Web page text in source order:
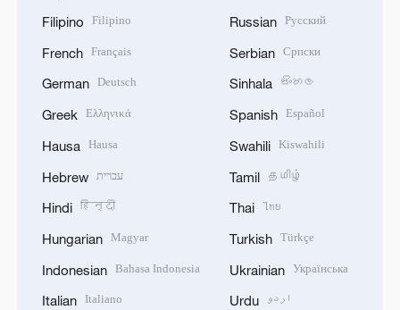
Filipino Filipino
French Français
German Deutsch
Greek Ελληνικά
Hausa Hausa
Hebrew עברית
Hindi हिन्दी
Hungarian Magyar
Indonesian Bahasa Indonesia
Italian Italiano
Russian Русский
Serbian Српски
Sinhala සිංහල
Spanish Español
Swahili Kiswahili
Tamil தமிழ்
Thai ไทย
Turkish Türkçe
Ukrainian Українська
Urdu اردو